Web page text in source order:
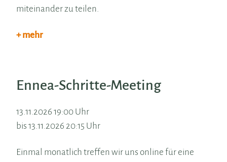
miteinander zu teilen.
+ mehr
Ennea-Schritte-Meeting
13.11.2026 19:00 Uhr
bis 13.11.2026 20:15 Uhr
Einmal monatlich treffen wir uns online für eine